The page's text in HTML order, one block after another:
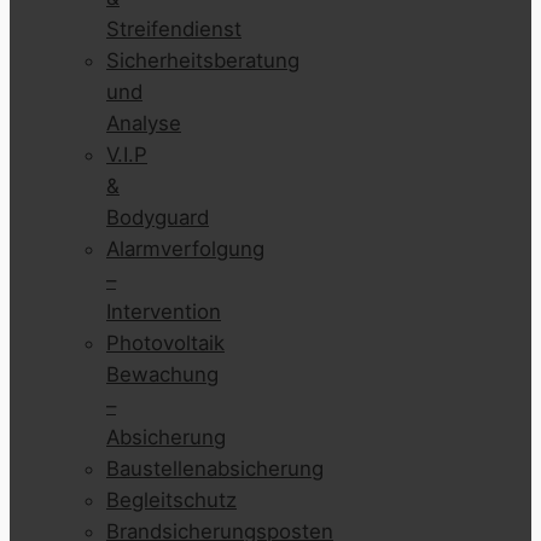
Streifendienst
Sicherheitsberatung
und
Analyse
V.I.P
&
Bodyguard
Alarmverfolgung
–
Intervention
Photovoltaik
Bewachung
–
Absicherung
Baustellenabsicherung
Begleitschutz
Brandsicherungsposten